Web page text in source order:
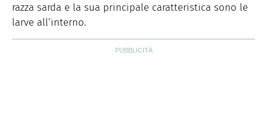
razza sarda e la sua principale caratteristica sono le
larve all’interno.